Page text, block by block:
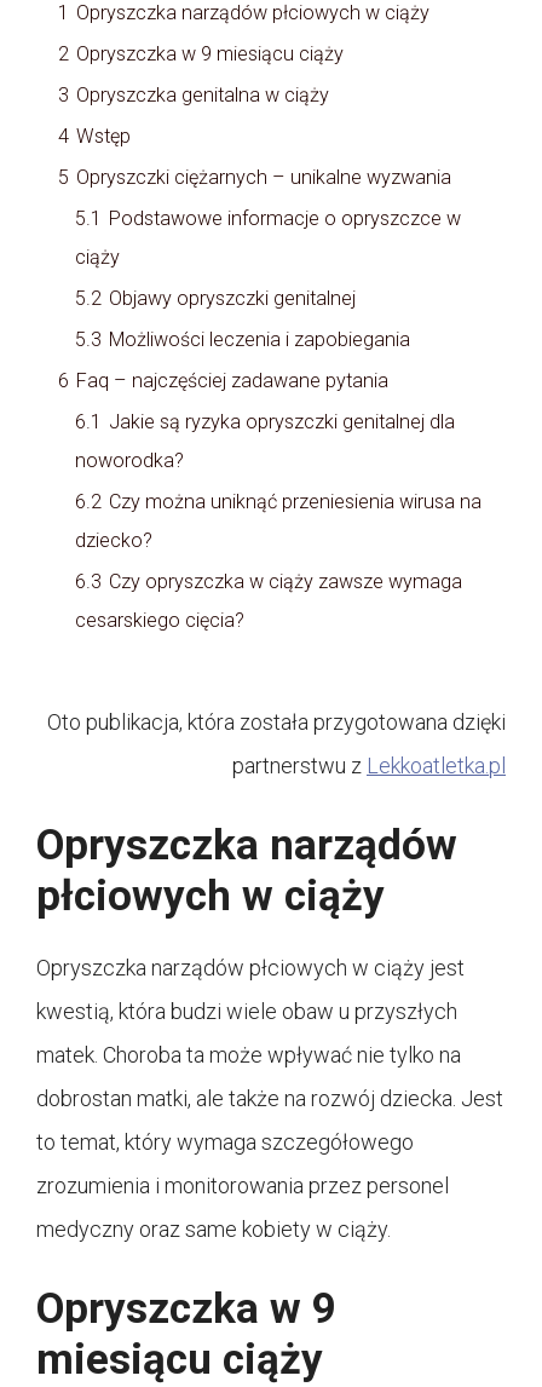
1 Opryszczka narządów płciowych w ciąży
2 Opryszczka w 9 miesiącu ciąży
3 Opryszczka genitalna w ciąży
4 Wstęp
5 Opryszczki ciężarnych – unikalne wyzwania
5.1
Podstawowe informacje o opryszczce w
ciąży
5.2 Objawy opryszczki genitalnej
5.3 Możliwości leczenia i zapobiegania
6 Faq – najczęściej zadawane pytania
6.1 Jakie są ryzyka opryszczki genitalnej dla
noworodka?
6.2 Czy można uniknąć przeniesienia wirusa na
dziecko?
6.3 Czy opryszczka w ciąży zawsze wymaga
cesarskiego cięcia?
Oto publikacja, która została przygotowana dzięki
partnerstwu z Lekkoatletka.pl
Opryszczka narządów
płciowych w ciąży
Opryszczka narządów płciowych w ciąży jest
kwestią, która budzi wiele obaw u przyszłych
matek. Choroba ta może wpływać nie tylko na
dobrostan matki, ale także na rozwój dziecka. Jest
to temat, który wymaga szczegółowego
zrozumienia i monitorowania przez personel
medyczny oraz same kobiety w ciąży.
Opryszczka w 9
miesiącu ciąży